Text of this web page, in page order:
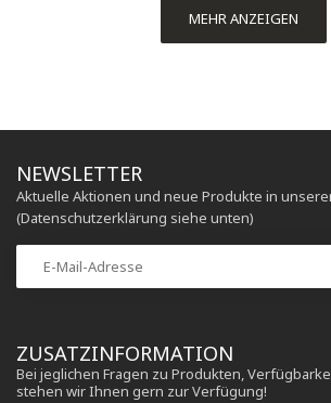
MEHR ANZEIGEN
ZUSATZINFORMATION
Bei jeglichen Fragen zu Produkten,
stehen wir Ihnen gern zur Verfügung!
NEWSLETTER
Aktuelle Aktionen und neue Produkte in
(Datenschutzerklärung siehe unten)